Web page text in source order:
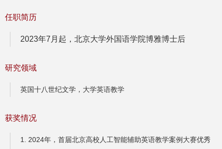
任职简历
2023年7月起，北京大学外国语学院博雅博士后
研究领域
英国十八世纪文学，大学英语教学
获奖情况
1. 2024年，首届北京高校人工智能辅助英语教学案例大赛优秀